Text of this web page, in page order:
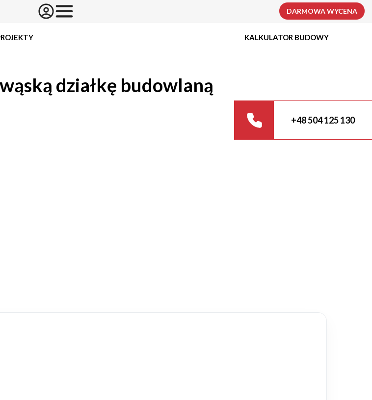
DARMOWA WYCENA
KALKULATOR BUDOWY
działkę budowlaną
+48 504 125 130